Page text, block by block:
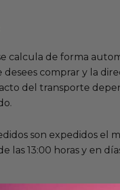
calcula de forma
comprar y la
del transporte
son expedidos el
las 13:00 horas y en